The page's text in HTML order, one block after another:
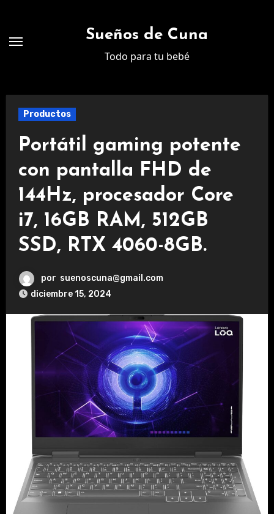
contenido
Sueños de Cuna
Todo para tu bebé
Productos
Portátil gaming potente
con pantalla FHD de
144Hz, procesador Core
i7, 16GB RAM, 512GB
SSD, RTX 4060-8GB.
por suenoscuna@gmail.com
diciembre 15, 2024